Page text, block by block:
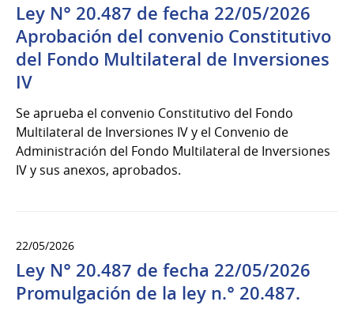
Ley N° 20.487 de fecha 22/05/2026
Aprobación del convenio Constitutivo
del Fondo Multilateral de Inversiones
IV
Se aprueba el convenio Constitutivo del Fondo
Multilateral de Inversiones IV y el Convenio de
Administración del Fondo Multilateral de Inversiones
IV y sus anexos, aprobados.
22/05/2026
Ley N° 20.487 de fecha 22/05/2026
Promulgación de la ley n.° 20.487.